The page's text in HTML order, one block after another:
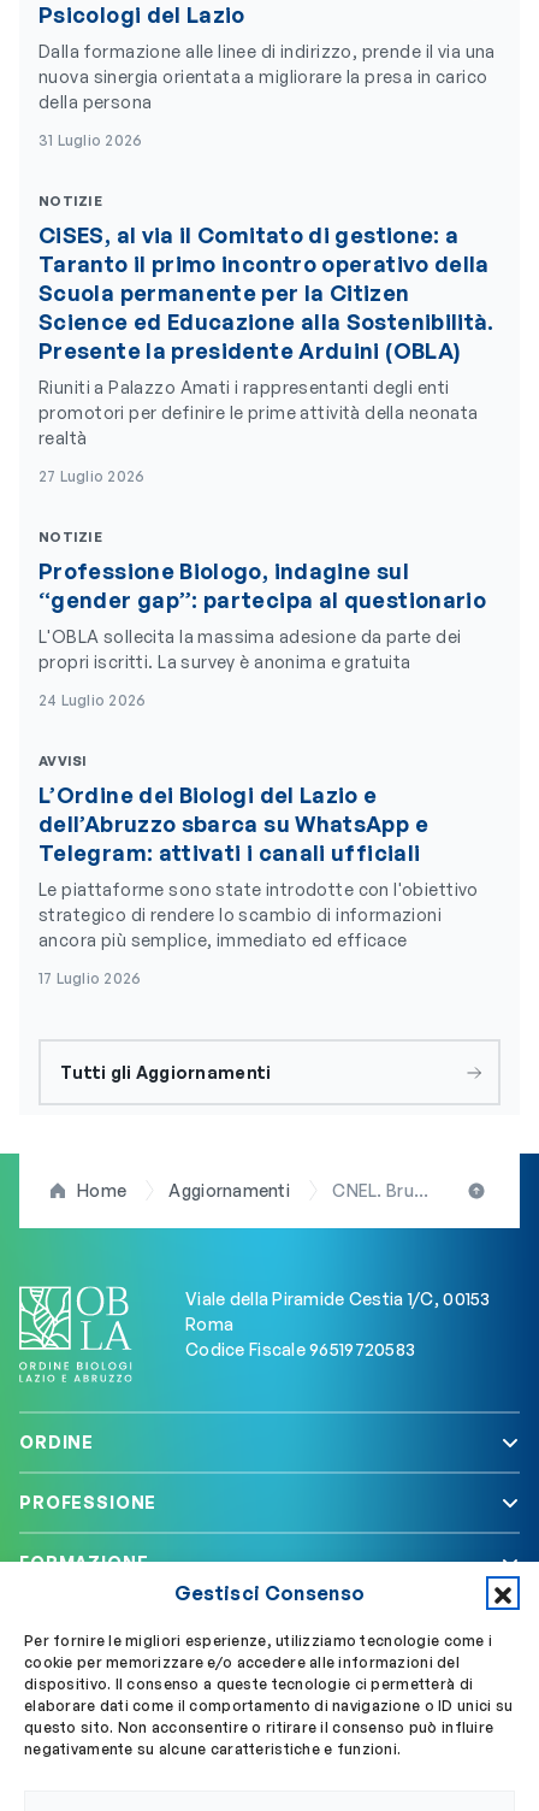
Gestisci Consenso
Per fornire le migliori esperienze, utilizziamo tecnologie come i
cookie per memorizzare e/o accedere alle informazioni del
dispositivo. Il consenso a queste tecnologie ci permetterà di
elaborare dati come il comportamento di navigazione o ID unici su
questo sito. Non acconsentire o ritirare il consenso può influire
negativamente su alcune caratteristiche e funzioni.
Psicologi del Lazio
Dalla formazione alle linee di indirizzo, prende il via una
nuova sinergia orientata a migliorare la presa in carico
della persona
31 Luglio 2026
NOTIZIE
CiSES, al via il Comitato di gestione: a
Taranto il primo incontro operativo della
Scuola permanente per la Citizen
Science ed Educazione alla Sostenibilità.
Presente la presidente Arduini (OBLA)
Riuniti a Palazzo Amati i rappresentanti degli enti
promotori per definire le prime attività della neonata
realtà
27 Luglio 2026
NOTIZIE
Professione Biologo, indagine sul
“gender gap”: partecipa al questionario
L'OBLA sollecita la massima adesione da parte dei
propri iscritti. La survey è anonima e gratuita
24 Luglio 2026
AVVISI
L’Ordine dei Biologi del Lazio e
dell’Abruzzo sbarca su WhatsApp e
Telegram: attivati i canali ufficiali
Le piattaforme sono state introdotte con l'obiettivo
strategico di rendere lo scambio di informazioni
ancora più semplice, immediato ed efficace
17 Luglio 2026
Tutti gli Aggiornamenti
Home Aggiornamenti CNEL. Brunetta incontra ProfessoniItaliane
Viale della Piramide Cestia 1/C, 00153
Roma
Codice Fiscale 96519720583
ORDINE
PROFESSIONE
FORMAZIONE
Segui OBLA su Accedi a My OBLA